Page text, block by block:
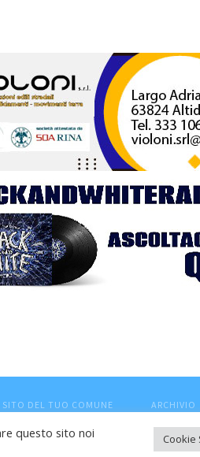
SITO DEL TUO COMUNE ARCHIVIO
giornalistica, aut. Trib.Fermo
questo sito noi
Cookie